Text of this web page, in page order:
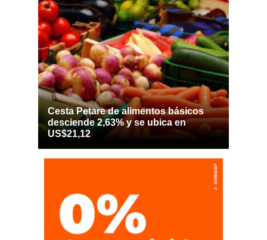
Cesta Petare de alimentos básicos
desciende 2,63% y se ubica en
US$21,12